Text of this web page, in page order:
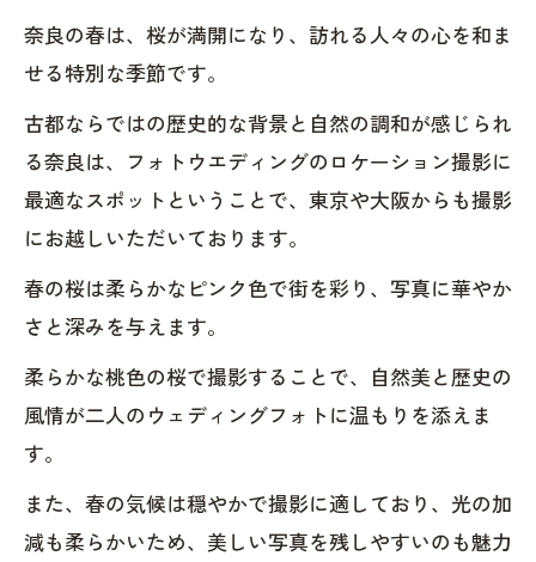
奈良の春は、桜が満開になり、訪れる人々の心を和ま
せる特別な季節です。
古都ならではの歴史的な背景と自然の調和が感じられ
る奈良は、フォトウエディングのロケーション撮影に
最適なスポットということで、東京や大阪からも撮影
にお越しいただいております。
春の桜は柔らかなピンク色で街を彩り、写真に華やか
さと深みを与えます。
柔らかな桃色の桜で撮影することで、自然美と歴史の
風情が二人のウェディングフォトに温もりを添えま
す。
また、春の気候は穏やかで撮影に適しており、光の加
減も柔らかいため、美しい写真を残しやすいのも魅力